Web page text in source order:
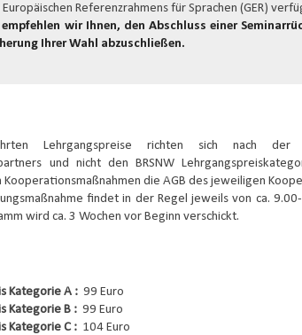
Referenzrahmens für Sprachen (GER)
empfehlen wir Ihnen, den Abschluss einer
Ihrer Wahl abzuschließen.
Lehrgangspreise richten sich nach der
und nicht den BRSNW
die AGB des jeweiligen
findet in der Regel jeweils von ca.
wird ca. 3 Wochen vor Beginn verschickt.
Kategorie A : 99 Euro
Kategorie B : 99 Euro
Kategorie C : 104 Euro